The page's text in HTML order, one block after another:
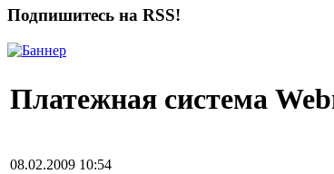
Подпишитесь на RSS!
Платежная система
08.02.2009 10:54